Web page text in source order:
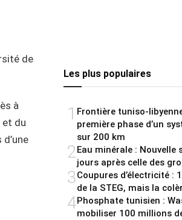
de
à
et du
Les plus populaires
1 Frontière tuniso-
première phase d’un
sur 200 km
2Eau minérale : Nouvelle
jours après celle des
3Coupures d’électricité :
de la STEG, mais la
4Phosphate tunisien :
mobiliser 100 millions